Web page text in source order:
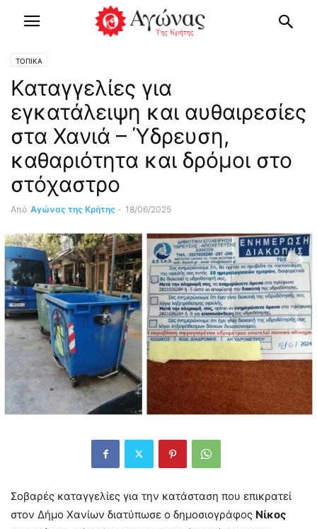
ΤΟΠΙΚΑ
Καταγγελίες για
εγκατάλειψη και αυθαιρεσίες
στα Χανιά – Ύδρευση,
καθαριότητα και δρόμοι στο
στόχαστρο
Από Αγώνας της Κρήτης - 18/06/2025
Σοβαρές καταγγελίες για την κατάσταση που επικρατεί
στον Δήμο Χανίων διατύπωσε ο δημοσιογράφος Νίκος